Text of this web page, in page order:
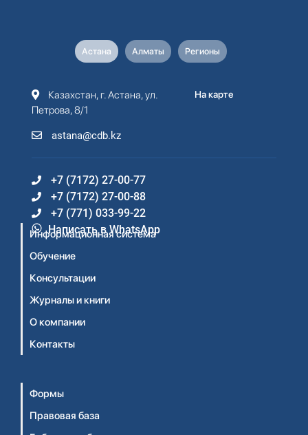
Астана Алматы Регионы
Казахстан, г. Астана, ул.
Петрова, 8/1
astana@cdb.kz
На карте
+7 (7172) 27-00-77
+7 (7172) 27-00-88
+7 (771) 033-99-22
Написать в WhatsApp
Информационная система
Обучение
Консультации
Журналы и книги
О компании
Контакты
Формы
Правовая база